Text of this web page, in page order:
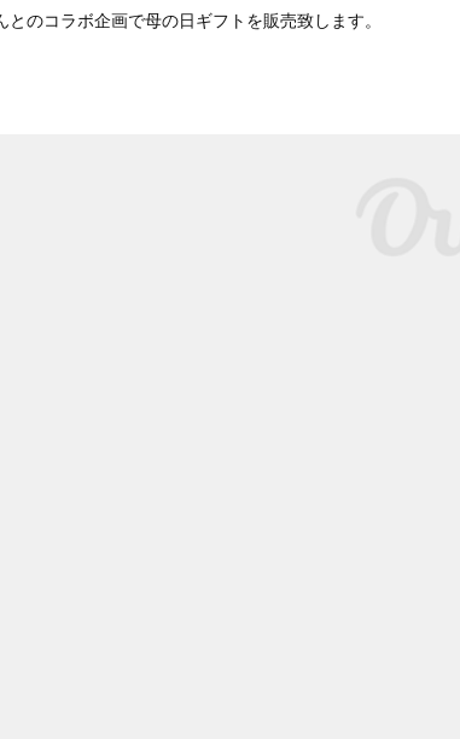
とのコラボ企画で母の日ギフトを販売致します。